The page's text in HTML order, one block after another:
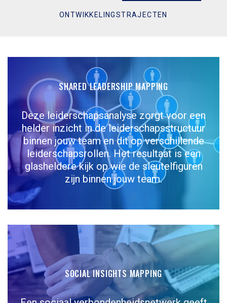
ONTWIKKELINGSTRAJECTEN
SHARED LEADERSHIP MAPPING
Deze leiderschapsanalyse zorgt voor een
helder inzicht in de leiderschapsstructuur
binnen jouw team en dit op verschillende
leiderschapsrollen. Het resultaat is een
glasheldere kijk op wie de sleutelfiguren
zijn binnen jouw team.
SOCIAL INSIGHTS MAPPING